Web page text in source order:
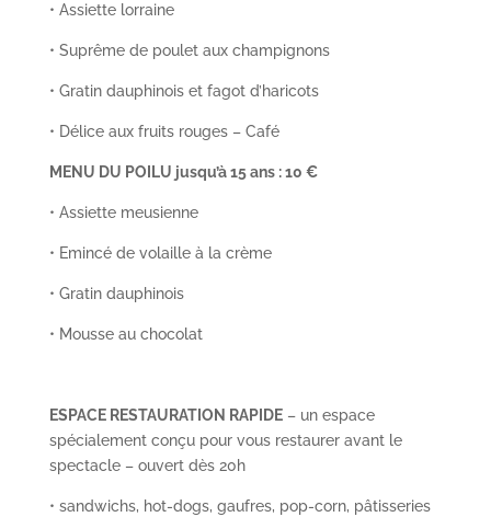
• Assiette lorraine
• Suprême de poulet aux champignons
• Gratin dauphinois et fagot d’haricots
• Délice aux fruits rouges – Café
MENU DU POILU jusqu’à 15 ans : 10 €
• Assiette meusienne
• Emincé de volaille à la crème
• Gratin dauphinois
• Mousse au chocolat
ESPACE RESTAURATION RAPIDE– un espace
spécialement conçu pour vous restaurer avant le
spectacle – ouvert dès 20h
• sandwichs, hot-dogs, gaufres, pop-corn, pâtisseries